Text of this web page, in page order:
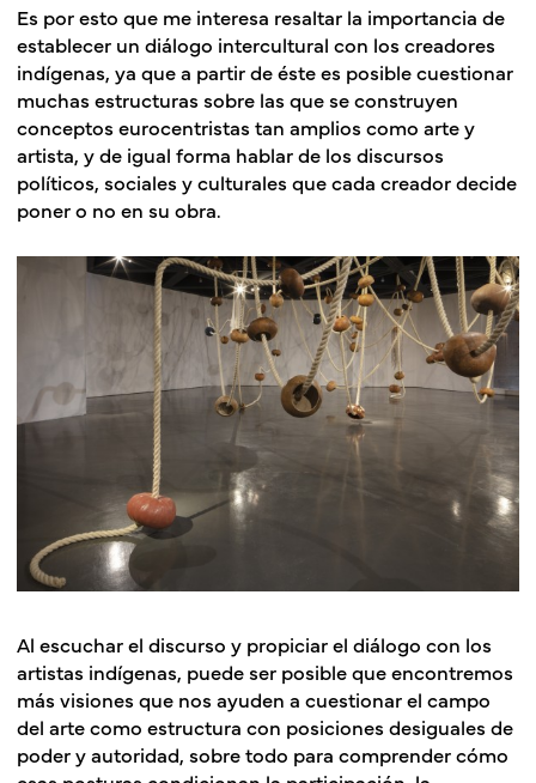
Es por esto que me interesa resaltar la importancia de
establecer un diálogo intercultural con los creadores
indígenas, ya que a partir de éste es posible cuestionar
muchas estructuras sobre las que se construyen
conceptos eurocentristas tan amplios como arte y
artista, y de igual forma hablar de los discursos
políticos, sociales y culturales que cada creador decide
poner o no en su obra.
Al escuchar el discurso y propiciar el diálogo con los
artistas indígenas, puede ser posible que encontremos
más visiones que nos ayuden a cuestionar el campo
del arte como estructura con posiciones desiguales de
poder y autoridad, sobre todo para comprender cómo